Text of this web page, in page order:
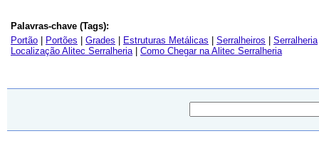
Palavras-chave (Tags):
Portão
Portões Grades Estruturas Metálicas Serralheiros Serralheria
Localização Alitec Serralheria| Como Chegar na Alitec Serralheria